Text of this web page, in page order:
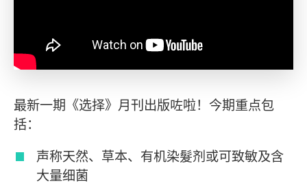
最新一期《选择》月刊出版咗啦！今期重点包
括：
声称天然、草本、有机染髮剂或可致敏及含
大量细菌